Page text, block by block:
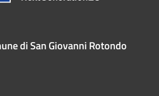
di San Giovanni Rotondo